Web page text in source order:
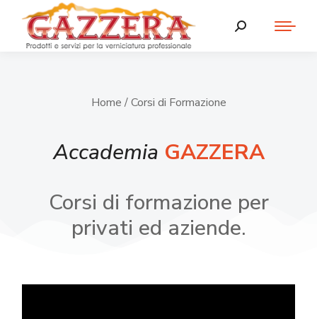
Home / Corsi di Formazione
Accademia GAZZERA
Corsi di formazione per
privati ed aziende.